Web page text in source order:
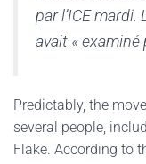
par l’ICE mardi.
avait « examiné
Predictably, the
several people,
Flake. According to